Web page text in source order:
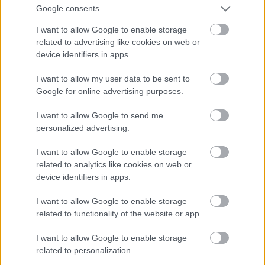
Google consents
I want to allow Google to enable storage
related to advertising like cookies on web or
device identifiers in apps.
I want to allow my user data to be sent to
Google for online advertising purposes.
I want to allow Google to send me
personalized advertising.
I want to allow Google to enable storage
related to analytics like cookies on web or
device identifiers in apps.
I want to allow Google to enable storage
related to functionality of the website or app.
I want to allow Google to enable storage
related to personalization.
folyosói oldalára - de nem csak az incifinci hellókitty
kákabélű kislányok, hanem ránézésre
gyerekszobával rendelkező értelmiségi emberek is,
akiktől több empátiát várna el a zember lánya. De
dugig tele a troli - nem csusszannának beljebb, de
nem ám. Jó a belső ülés a kis retikülnek. Oszt még a
térdüket is kifele lógatják, hogy aki ott áll és próbál
kapaszkodni minimum egy gerincferdülést kapjon a
féllábon álldogálástól.
kisa
Namármost, ha valaki a közlekedő melletti ülésen ül,
megkérdezem, meddig utazik. Ha ő száll le előbb,
akkor beszuszakolom magam. Ha viszont én, akkor